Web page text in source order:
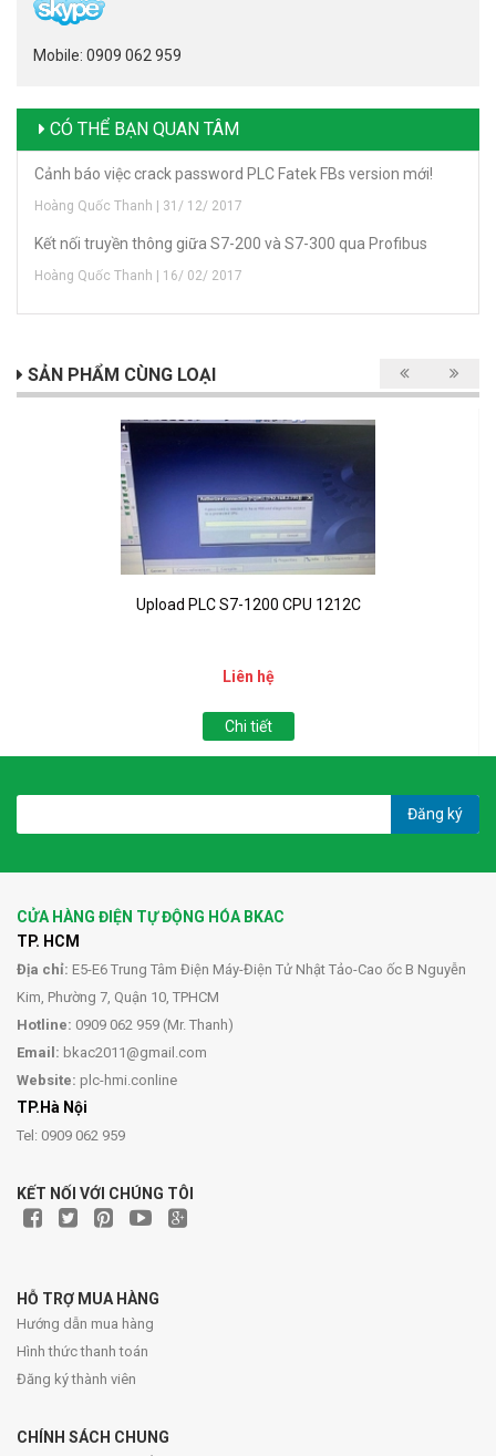
Mobile: 0909 062 959
CÓ THỂ BẠN QUAN TÂM
Cảnh báo việc crack password PLC Fatek FBs version mới!
Hoàng Quốc Thanh | 31/ 12/ 2017
Kết nối truyền thông giữa S7-200 và S7-300 qua Profibus
Hoàng Quốc Thanh | 16/ 02/ 2017
SẢN PHẨM CÙNG LOẠI
Upload PLC S7-1200 CPU 1212C
Liên hệ
Chi tiết
Đăng ký
CỬA HÀNG ĐIỆN TỰ ĐỘNG HÓA BKAC
TP. HCM
Địa chỉ: E5-E6 Trung Tâm Điện Máy-Điện Tử Nhật Tảo-Cao ốc B Nguyễn
Kim, Phường 7, Quận 10, TPHCM
Hotline: 0909 062 959 (Mr. Thanh)
Email: bkac2011@gmail.com
Website: plc-hmi.conline
TP.Hà Nội
Tel: 0909 062 959
KẾT NỐI VỚI CHÚNG TÔI
HỖ TRỢ MUA HÀNG
Hướng dẫn mua hàng
Hình thức thanh toán
Đăng ký thành viên
CHÍNH SÁCH CHUNG